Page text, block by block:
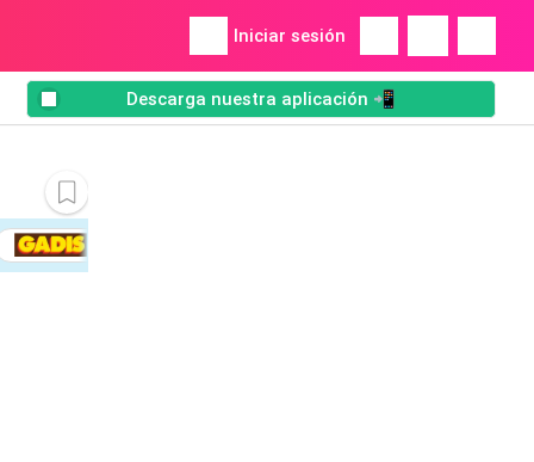
Iniciar sesión
Descarga nuestra aplicación 📲